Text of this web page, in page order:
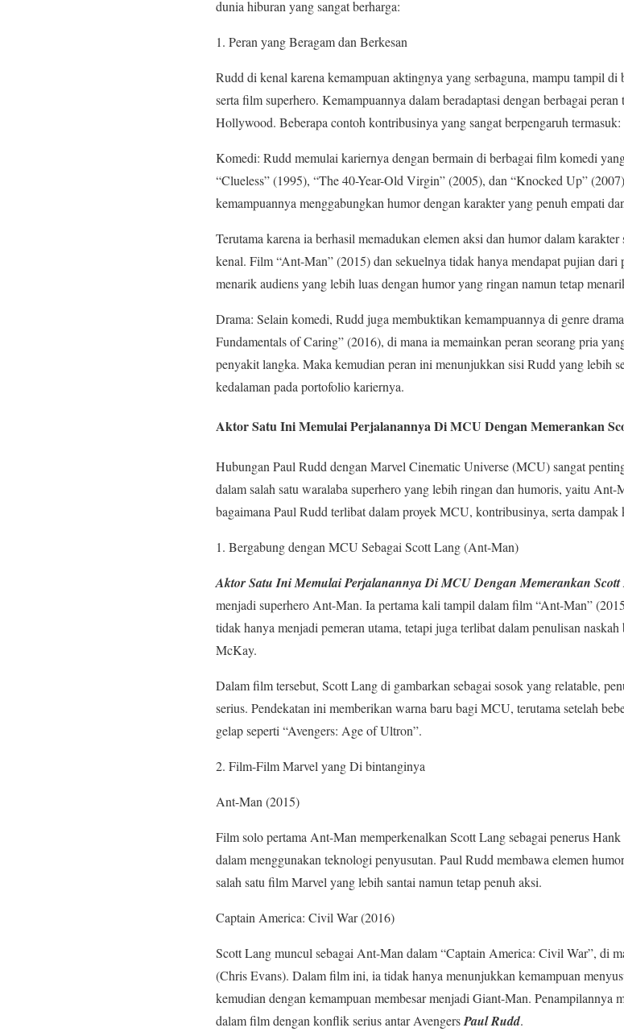
dunia hiburan yang sangat berharga:
Peran yang Beragam dan Berkesan
Rudd di kenal karena kemampuan aktingnya yang serbaguna, mampu tampil
serta film superhero. Kemampuannya dalam beradaptasi dengan berbagai
Hollywood. Beberapa contoh kontribusinya yang sangat berpengaruh termasuk:
Komedi: Rudd memulai kariernya dengan bermain di berbagai film komedi
“Clueless” (1995), “The 40-Year-Old Virgin” (2005), dan “Knocked Up”
kemampuannya menggabungkan humor dengan karakter yang penuh empati
Terutama karena ia berhasil memadukan elemen aksi dan humor dalam
kenal. Film “Ant-Man” (2015) dan sekuelnya tidak hanya mendapat pujian
menarik audiens yang lebih luas dengan humor yang ringan namun tetap
Drama: Selain komedi, Rudd juga membuktikan kemampuannya di genre
Fundamentals of Caring” (2016), di mana ia memainkan peran seorang pria
penyakit langka. Maka kemudian peran ini menunjukkan sisi Rudd yang lebih
kedalaman pada portofolio kariernya.
Aktor Satu Ini Memulai Perjalanannya Di MCU Dengan Memerankan
Hubungan Paul Rudd dengan Marvel Cinematic Universe (MCU) sangat
dalam salah satu waralaba superhero yang lebih ringan dan humoris, yaitu
bagaimana Paul Rudd terlibat dalam proyek MCU, kontribusinya, serta dampak
Bergabung dengan MCU Sebagai Scott Lang (Ant-Man)
Aktor Satu Ini Memulai Perjalanannya Di MCU Dengan Memerankan
menjadi superhero Ant-Man. Ia pertama kali tampil dalam film “Ant-Man”
tidak hanya menjadi pemeran utama, tetapi juga terlibat dalam penulisan
McKay.
Dalam film tersebut, Scott Lang di gambarkan sebagai sosok yang relatable,
serius. Pendekatan ini memberikan warna baru bagi MCU, terutama setelah
gelap seperti “Avengers: Age of Ultron”.
Film-Film Marvel yang Di bintanginya
Ant-Man (2015)
Film solo pertama Ant-Man memperkenalkan Scott Lang sebagai penerus
dalam menggunakan teknologi penyusutan. Paul Rudd membawa elemen
salah satu film Marvel yang lebih santai namun tetap penuh aksi.
Captain America: Civil War (2016)
Scott Lang muncul sebagai Ant-Man dalam “Captain America: Civil War”, di
(Chris Evans). Dalam film ini, ia tidak hanya menunjukkan kemampuan
kemudian dengan kemampuan membesar menjadi Giant-Man. Penampilannya
dalam film dengan konflik serius antar AvengersPaul Rudd.